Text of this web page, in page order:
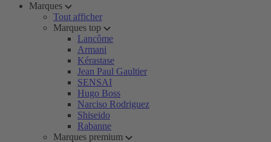
Marques
Tout afficher
Marques top
Lancôme
Armani
Kérastase
Jean Paul Gaultier
SENSAI
Hugo Boss
Narciso Rodriguez
Shiseido
Rabanne
Marques premium